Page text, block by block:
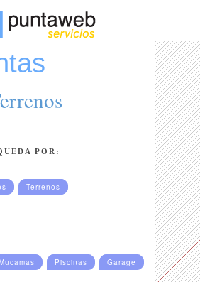
POR:
Terrenos
Piscinas Garage